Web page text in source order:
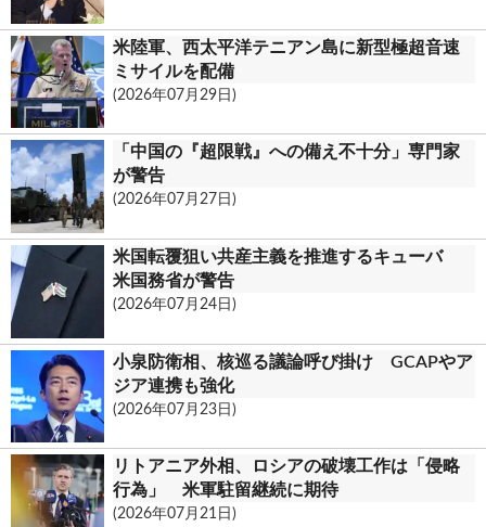
米陸軍、西太平洋テニアン島に新型極超音速
ミサイルを配備
(2026年07月29日)
「中国の『超限戦』への備え不十分」専門家
が警告
(2026年07月27日)
米国転覆狙い共産主義を推進するキューバ
米国務省が警告
(2026年07月24日)
小泉防衛相、核巡る議論呼び掛け GCAPやア
ジア連携も強化
(2026年07月23日)
リトアニア外相、ロシアの破壊工作は「侵略
行為」 米軍駐留継続に期待
(2026年07月21日)